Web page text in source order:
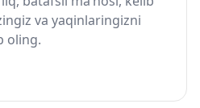
va yaqinlaringizni
oling.